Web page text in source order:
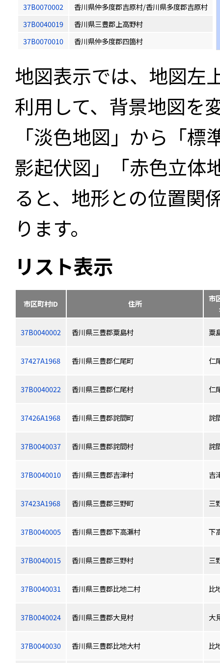
37B0070002
香川県仲多度郡吉原村/香川県多度郡吉原村
37B0040019
香川県三豊郡上高野村
37B0070010
香川県仲多度郡四箇村
地図表示では、地図左
利用して、背景地図を
「淡色地図」から「
影起伏図」「赤色立体
ると、地形との位置関
ります。
リスト表示
市区町村ID 住所
市
37B0040002 香川県三豊郡粟島村 粟
37427A1968 香川県三豊郡仁尾町 仁
37B0040022 香川県三豊郡仁尾村 仁
37426A1968 香川県三豊郡詫間町 詫
37B0040037 香川県三豊郡詫間村 詫
37B0040010 香川県三豊郡吉津村 吉
37423A1968 香川県三豊郡三野町 三
37B0040005 香川県三豊郡下高瀬村 下
37B0040015 香川県三豊郡三野村 三
37B0040031 香川県三豊郡比地二村 比
37B0040024 香川県三豊郡大見村 大
37B0040030 香川県三豊郡比地大村 比